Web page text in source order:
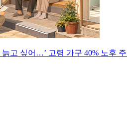
늙고 싶어…’ 고령 가구 40% 노후